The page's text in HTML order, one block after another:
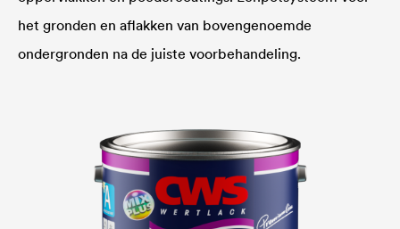
het gronden en aflakken van bovengenoemde
ondergronden na de juiste voorbehandeling.